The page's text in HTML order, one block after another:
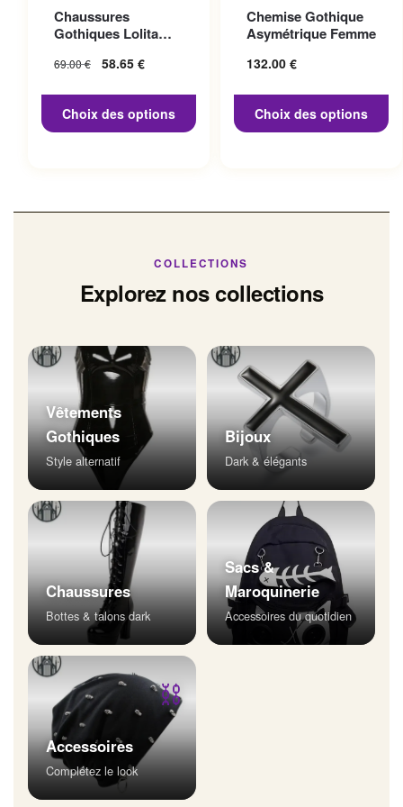
Chaussures
Gothiques Lolita
69.00€
Le prix initial
58.65 €
58.65 €.
Choix des options
variations. Les options
peuvent être choisies sur la
page du produit
Chemise Gothique
Asymétrique Femme
132.00 €
Choix des options
variations. Les options
peuvent être choisies sur la
page du produit
COLLECTIONS
Explorez nos collections
Vêtements
Gothiques
Style alternatif
Bijoux
Dark & élégants
Chaussures
Bottes & talons dark
Sacs &
Maroquinerie
Accessoires du quotidien
⛓
Accessoires
Complétez le look